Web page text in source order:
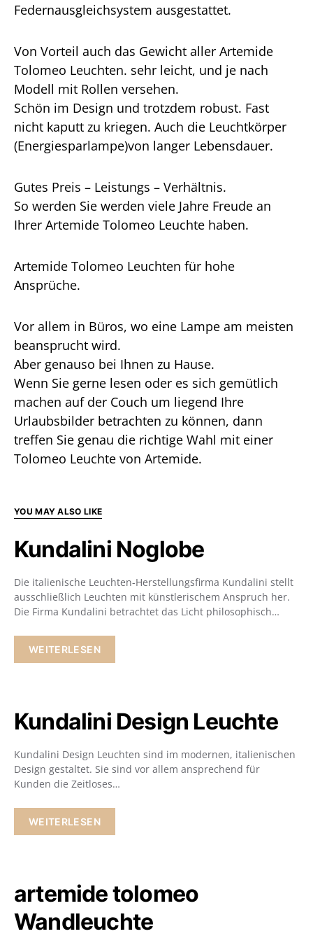
Federnausgleichsystem ausgestattet.
Von Vorteil auch das Gewicht aller Artemide
Tolomeo Leuchten. sehr leicht, und je nach
Modell mit Rollen versehen.
Schön im Design und trotzdem robust. Fast
nicht kaputt zu kriegen. Auch die Leuchtkörper
(Energiesparlampe)von langer Lebensdauer.
Gutes Preis – Leistungs – Verhältnis.
So werden Sie werden viele Jahre Freude an
Ihrer Artemide Tolomeo Leuchte haben.
Artemide Tolomeo Leuchten für hohe
Ansprüche.
Vor allem in Büros, wo eine Lampe am meisten
beansprucht wird.
Aber genauso bei Ihnen zu Hause.
Wenn Sie gerne lesen oder es sich gemütlich
machen auf der Couch um liegend Ihre
Urlaubsbilder betrachten zu können, dann
treffen Sie genau die richtige Wahl mit einer
Tolomeo Leuchte von Artemide.
YOU MAY ALSO LIKE
Kundalini Noglobe
Die italienische Leuchten-Herstellungsfirma Kundalini stellt
ausschließlich Leuchten mit künstlerischem Anspruch her.
Die Firma Kundalini betrachtet das Licht philosophisch…
WEITERLESEN
Kundalini Design Leuchte
Kundalini Design Leuchten sind im modernen, italienischen
Design gestaltet. Sie sind vor allem ansprechend für
Kunden die Zeitloses…
WEITERLESEN
artemide tolomeo
Wandleuchte